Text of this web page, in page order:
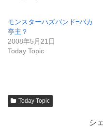
モンスターハズバンド=バカ
亭主？
2008年5月21日
Today Topic
Today Topic
シ